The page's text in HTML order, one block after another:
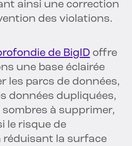
ainsi une correction
des violations.
de BigID offre
une base éclairée
les parcs de données,
données dupliquées,
à supprimer,
le risque de
réduisant la surface